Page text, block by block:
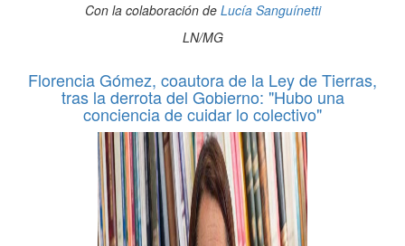
Con la colaboración de Lucía Sanguínetti
LN/MG
Florencia Gómez, coautora de la Ley de Tierras,
tras la derrota del Gobierno: "Hubo una
conciencia de cuidar lo colectivo"